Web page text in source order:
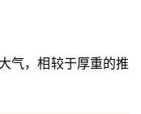
气，相较于厚重的推